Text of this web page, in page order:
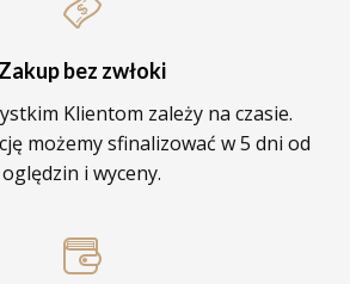
Zakup bez zwłoki
Klientom zależy na czasie.
możemy sfinalizować w 5 dni od
oględzin i wyceny.